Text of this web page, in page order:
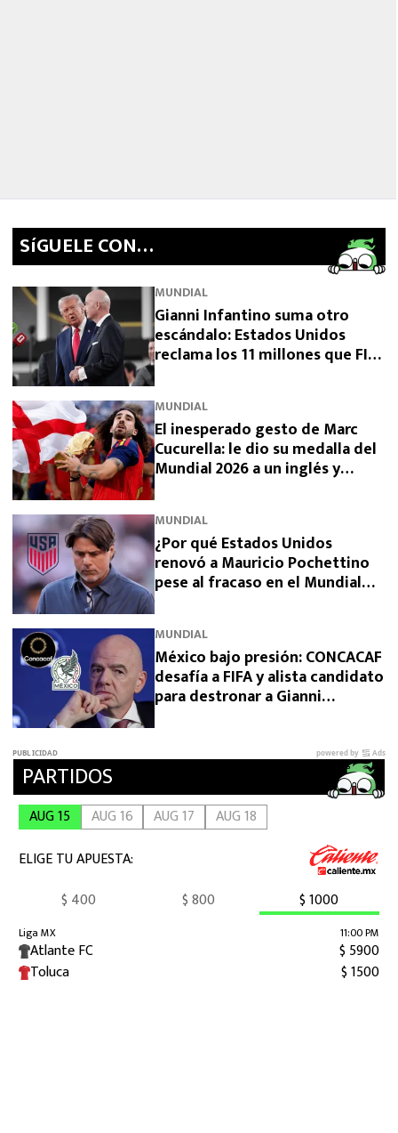
SíGUELE CON…
MUNDIAL
Gianni Infantino suma otro
escándalo: Estados Unidos
reclama los 11 millones que FIFA
MUNDIAL
El inesperado gesto de Marc
Cucurella: le dio su medalla del
Mundial 2026 a un inglés y
MUNDIAL
¿Por qué Estados Unidos
renovó a Mauricio Pochettino
pese al fracaso en el Mundial
MUNDIAL
México bajo presión: CONCACAF
desafía a FIFA y alista candidato
para destronar a Gianni